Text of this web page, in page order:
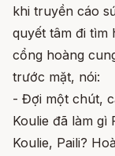
khi truyền cáo
quyết tâm đi tìm
cổng hoàng
trước mặt, nói:
- Đợi một chút,
Koulie đã làm gì
Koulie, Paili?